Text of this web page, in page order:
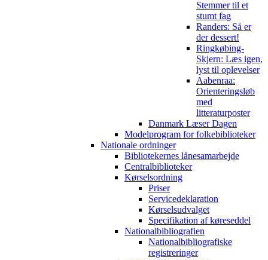
Stemmer til et
stumt fag
Randers: Så er
der dessert!
Ringkøbing-
Skjern: Læs igen,
lyst til oplevelser
Aabenraa:
Orienteringsløb
med
litteraturposter
Danmark Læser Dagen
Modelprogram for folkebiblioteker
Nationale ordninger
Bibliotekernes lånesamarbejde
Centralbiblioteker
Kørselsordning
Priser
Servicedeklaration
Kørselsudvalget
Specifikation af køreseddel
Nationalbibliografien
Nationalbibliografiske
registreringer